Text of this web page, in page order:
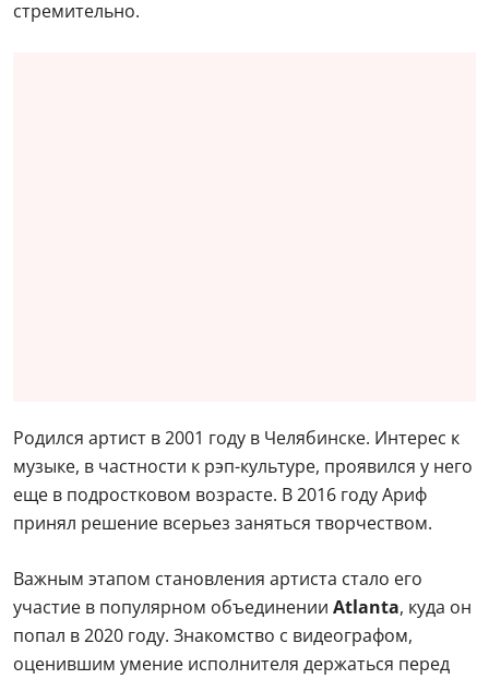
стремительно.
Родился артист в 2001 году в Челябинске. Интерес к
музыке, в частности к рэп-культуре, проявился у него
еще в подростковом возрасте. В 2016 году Ариф
принял решение всерьез заняться творчеством.
Важным этапом становления артиста стало его
участие в популярном объединении Atlanta, куда он
попал в 2020 году. Знакомство с видеографом,
оценившим умение исполнителя держаться перед